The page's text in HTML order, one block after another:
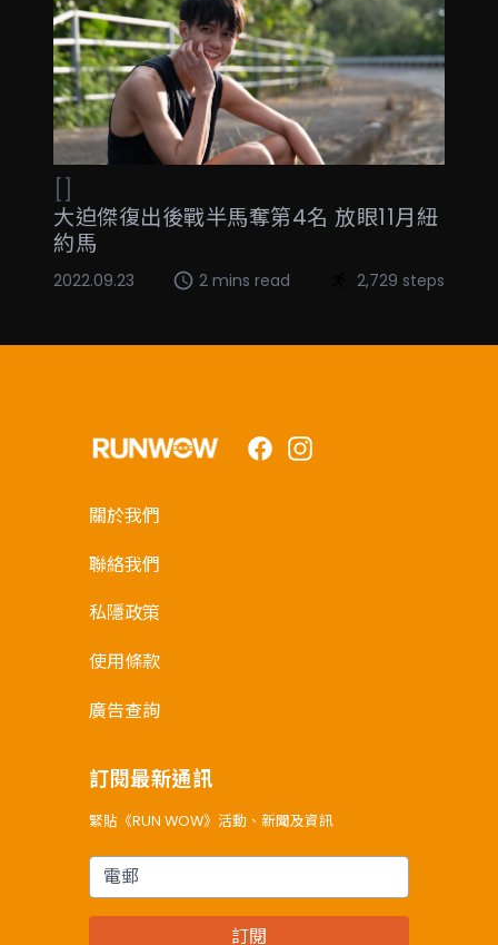
[]
大迫傑復出後戰半馬奪第4名 放眼11月紐
約馬
2022.09.23 2 mins read 2,729 steps
FacebookInstagram
關於我們
聯絡我們
私隱政策
使用條款
廣告查詢
訂閱最新通訊
緊貼《RUN WOW》活動、新聞及資訊
電郵
訂閱